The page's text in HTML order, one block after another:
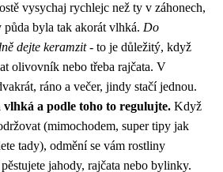
vysychaj rychlejc než ty v záhonech,
půda byla tak akorát vlhká. Do
dejte keramzit- to je důležitý, když
olivovník nebo třeba rajčata. V
ráno a večer, jindy stačí jednou.
a podle toho to regulujte. Když
(mimochodem, super tipy jak
tady), odmění se vám rostliny
jahody, rajčata nebo bylinky.